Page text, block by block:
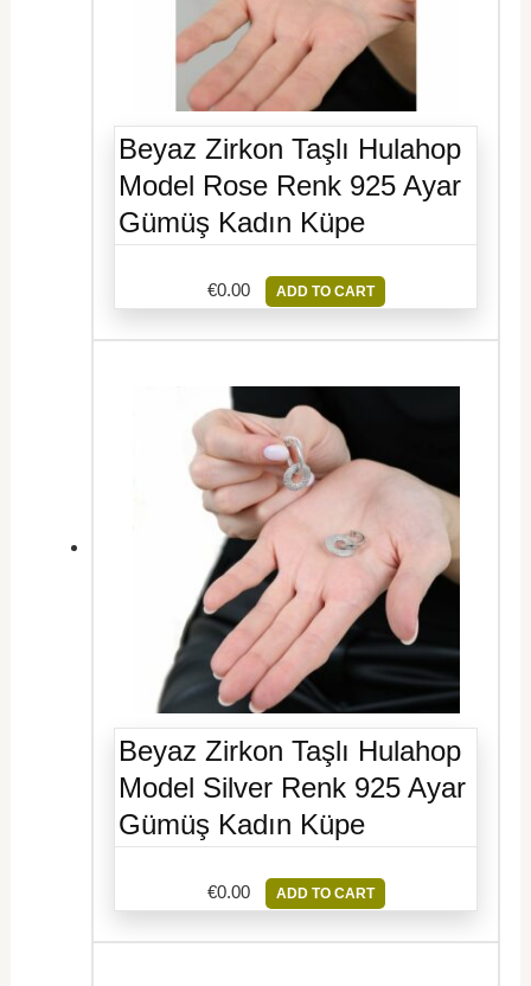
Beyaz Zirkon Taşlı Hulahop
Model Rose Renk 925 Ayar
Gümüş Kadın Küpe
€0.00 ADD TO CART
Beyaz Zirkon Taşlı Hulahop
Model Silver Renk 925 Ayar
Gümüş Kadın Küpe
€0.00 ADD TO CART